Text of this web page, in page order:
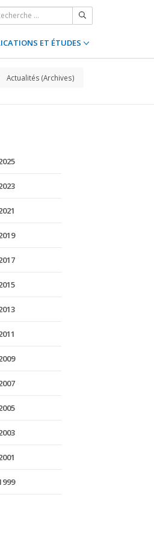
ET ÉTUDES
Actualités (Archives)